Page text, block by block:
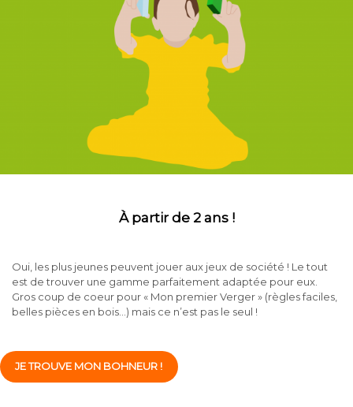
À partir de 2 ans !
Oui, les plus jeunes peuvent jouer aux jeux de société ! Le tout
est de trouver une gamme parfaitement adaptée pour eux.
Gros coup de coeur pour « Mon premier Verger » (règles faciles,
belles pièces en bois…) mais ce n’est pas le seul !
JE TROUVE MON BOHNEUR !